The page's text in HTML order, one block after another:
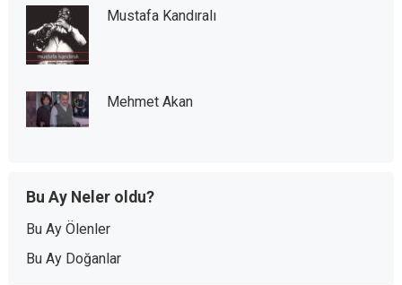
Mustafa Kandıralı
Mehmet Akan
Bu Ay Neler oldu?
Bu Ay Ölenler
Bu Ay Doğanlar